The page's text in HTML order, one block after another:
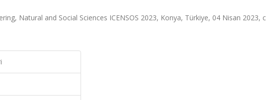
Natural and Social Sciences ICENSOS 2023, Konya, Türkiye, 04 Nisan 2023,